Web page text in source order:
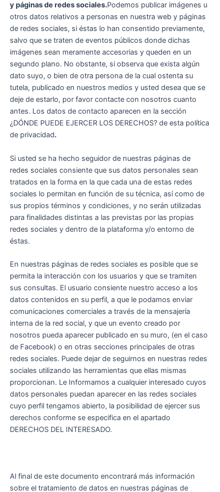
y páginas de redes sociales.Podemos publicar imágenes u
otros datos relativos a personas en nuestra web y páginas
de redes sociales, si éstas lo han consentido previamente,
salvo que se traten de eventos públicos donde dichas
imágenes sean meramente accesorias y queden en un
segundo plano. No obstante, si observa que exista algún
dato suyo, o bien de otra persona de la cual ostenta su
tutela, publicado en nuestros medios y usted desea que se
deje de estarlo, por favor contacte con nosotros cuanto
antes. Los datos de contacto aparecen en la sección
¿DÓNDE PUEDE EJERCER LOS DERECHOS? de esta política
de privacidad.
Si usted se ha hecho seguidor de nuestras páginas de
redes sociales consiente que sus datos personales sean
tratados en la forma en la que cada una de estas redes
sociales lo permitan en función de su técnica, así como de
sus propios términos y condiciones, y no serán utilizadas
para finalidades distintas a las previstas por las propias
redes sociales y dentro de la plataforma y/o entorno de
éstas.
En nuestras páginas de redes sociales es posible que se
permita la interacción con los usuarios y que se tramiten
sus consultas. El usuario consiente nuestro acceso a los
datos contenidos en su perfil, a que le podamos enviar
comunicaciones comerciales a través de la mensajería
interna de la red social, y que un evento creado por
nosotros pueda aparecer publicado en su muro, (en el caso
de Facebook) o en otras secciones principales de otras
redes sociales. Puede dejar de seguirnos en nuestras redes
sociales utilizando las herramientas que ellas mismas
proporcionan. Le Informamos a cualquier interesado cuyos
datos personales puedan aparecer en las redes sociales
cuyo perfil tengamos abierto, la posibilidad de ejercer sus
derechos conforme se especifica en el apartado
DERECHOS DEL INTERESADO.
Al final de este documento encontrará más información
sobre el tratamiento de datos en nuestras páginas de